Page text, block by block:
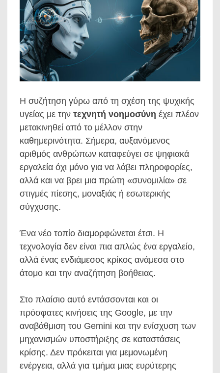
Η συζήτηση γύρω από τη σχέση της ψυχικής
υγείας με την τεχνητή νοημοσύνη έχει πλέον
μετακινηθεί από το μέλλον στην
καθημερινότητα. Σήμερα, αυξανόμενος
αριθμός ανθρώπων καταφεύγει σε ψηφιακά
εργαλεία όχι μόνο για να λάβει πληροφορίες,
αλλά και να βρει μια πρώτη «συνομιλία» σε
στιγμές πίεσης, μοναξιάς ή εσωτερικής
σύγχυσης.
Ένα νέο τοπίο διαμορφώνεται έτσι. Η
τεχνολογία δεν είναι πια απλώς ένα εργαλείο,
αλλά ένας ενδιάμεσος κρίκος ανάμεσα στο
άτομο και την αναζήτηση βοήθειας.
Στο πλαίσιο αυτό εντάσσονται και οι
πρόσφατες κινήσεις της Google, με την
αναβάθμιση του Gemini και την ενίσχυση των
μηχανισμών υποστήριξης σε καταστάσεις
κρίσης. Δεν πρόκειται για μεμονωμένη
ενέργεια, αλλά για τμήμα μιας ευρύτερης